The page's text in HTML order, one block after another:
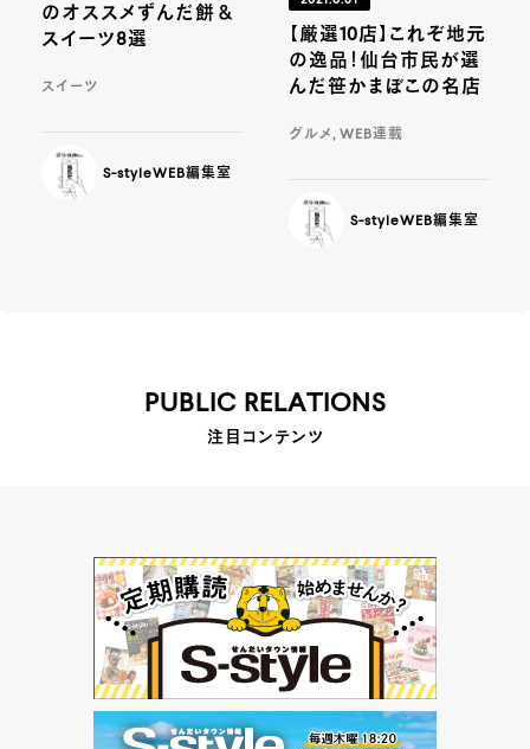
のオススメずんだ餅＆
スイーツ8選
スイーツ
S-styleWEB編集室
【厳選10店】これぞ地元
の逸品！仙台市民が選
んだ笹かまぼこの名店
グルメ, WEB連載
S-styleWEB編集室
PUBLIC RELATIONS
注目コンテンツ